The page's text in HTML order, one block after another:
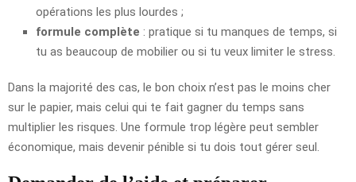
opérations les plus lourdes ;
formule complète : pratique si tu manques de temps, si
tu as beaucoup de mobilier ou si tu veux limiter le stress.
Dans la majorité des cas, le bon choix n’est pas le moins cher
sur le papier, mais celui qui te fait gagner du temps sans
multiplier les risques. Une formule trop légère peut sembler
économique, mais devenir pénible si tu dois tout gérer seul.